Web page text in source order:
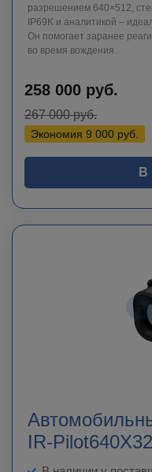
разрешением 640×512,
IP69K и аналитикой –
Он помогает заранее
во время вождения.
258 000 руб.
267 000руб.
Экономия 9 000 руб.
В
IR-